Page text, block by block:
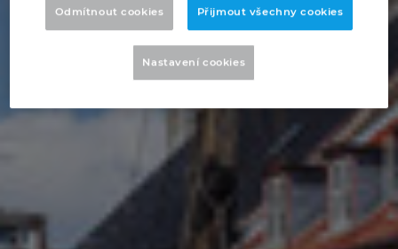
EPLAN Education pro studenty
EPLAN aplikace pro spolupráci
Trust Center
China Taiwan
Odmítnout cookies Přijmout všechny cookies
Nastavení cookies